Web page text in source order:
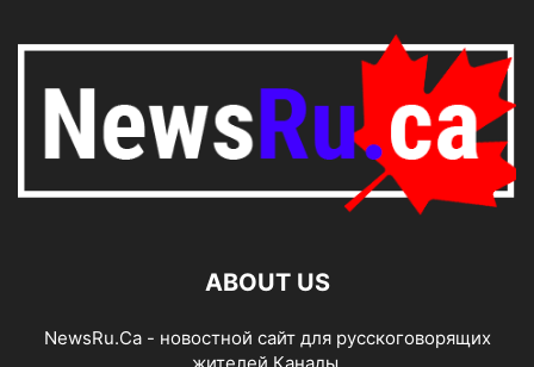
ABOUT US
NewsRu.Ca - новостной сайт для русскоговорящих